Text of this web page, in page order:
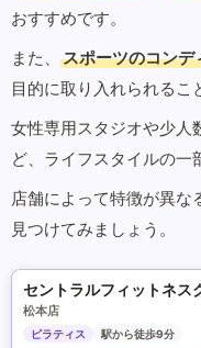
おすすめです。
また、
スポーツのコンデ
目的に取り入れられるこ
女性専用スタジオや少人
ど、ライフスタイルの一
店舗によって特徴が異な
見つけてみましょう。
セントラルフィットネス
松本店
ピラティス
駅から徒歩9分